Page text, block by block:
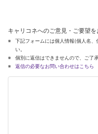
キャリコネへのご意見・ご要望を
下記フォームには個人情報(個人名
い。
個別に返信はできませんので、ご了承
返信の必要なお問い合わせはこちら